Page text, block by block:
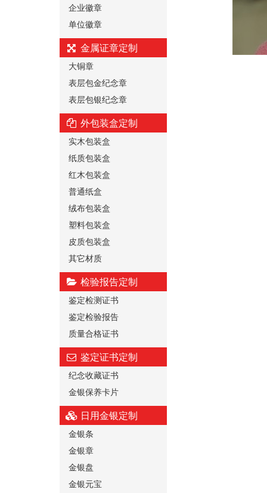
企业徽章
单位徽章
金属证章定制
大铜章
表层包金纪念章
表层包银纪念章
外包装盒定制
实木包装盒
纸质包装盒
红木包装盒
普通纸盒
绒布包装盒
塑料包装盒
皮质包装盒
其它材质
检验报告定制
鉴定检测证书
鉴定检验报告
质量合格证书
鉴定证书定制
纪念收藏证书
金银保养卡片
日用金银定制
金银条
金银章
金银盘
金银元宝